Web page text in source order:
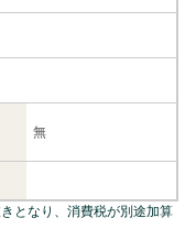
無
となり、消費税が別途加算